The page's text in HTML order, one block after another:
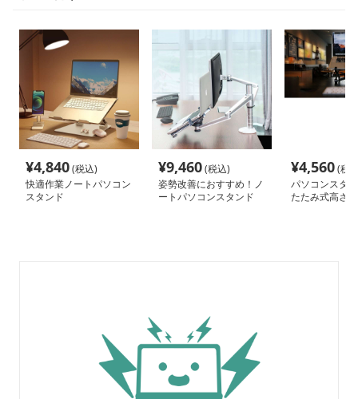
¥4,840(税込)
快適作業ノートパソコン
スタンド
¥9,460(税込)
姿勢改善におすすめ！ノ
ートパソコンスタンド
¥4,560(税
パソコンスタ
たたみ式高さ